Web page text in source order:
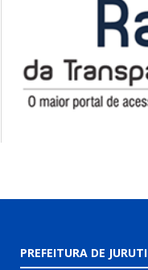
PREFEITURA DE JURUTI